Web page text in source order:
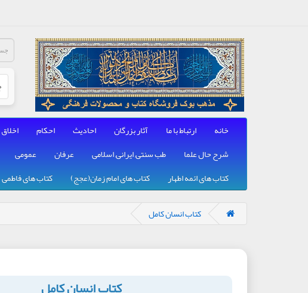
خانه ارتباط با ما آثار بزرگان احادیث احکام اخلاق
شرح حال علما
طب سنتی, ایرانی, اسلامی عرفان عمومی
کتاب های ائمه اطهار
کتاب های امام زمان(عجج) کتاب های فاطمی
کتاب انسان کامل
کتاب انسان کامل